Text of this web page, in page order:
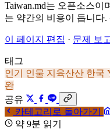
Taiwan.md는 오픈소스이
는 약간의 비용이 듭니다
이 페이지 편집 · 문제 보
태그
인기 인물 지육산산 한국
완
공유
카테고리로 돌아가기
약 9분 읽기